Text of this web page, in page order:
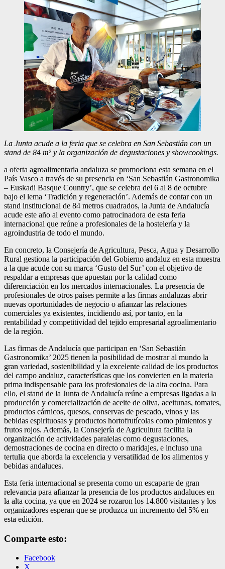
La Junta acude a la feria que se celebra en San Sebastián con un
stand de 84 m² y la organización de degustaciones y showcookings.
a oferta agroalimentaria andaluza se promociona esta semana en el
País Vasco a través de su presencia en ‘San Sebastián Gastronomika
– Euskadi Basque Country’, que se celebra del 6 al 8 de octubre
bajo el lema ‘Tradición y regeneración’. Además de contar con un
stand institucional de 84 metros cuadrados, la Junta de Andalucía
acude este año al evento como patrocinadora de esta feria
internacional que reúne a profesionales de la hostelería y la
agroindustria de todo el mundo.
En concreto, la Consejería de Agricultura, Pesca, Agua y Desarrollo
Rural gestiona la participación del Gobierno andaluz en esta muestra
a la que acude con su marca ‘Gusto del Sur’ con el objetivo de
respaldar a empresas que apuestan por la calidad como
diferenciación en los mercados internacionales. La presencia de
profesionales de otros países permite a las firmas andaluzas abrir
nuevas oportunidades de negocio o afianzar las relaciones
comerciales ya existentes, incidiendo así, por tanto, en la
rentabilidad y competitividad del tejido empresarial agroalimentario
de la región.
Las firmas de Andalucía que participan en ‘San Sebastián
Gastronomika’ 2025 tienen la posibilidad de mostrar al mundo la
gran variedad, sostenibilidad y la excelente calidad de los productos
del campo andaluz, características que los convierten en la materia
prima indispensable para los profesionales de la alta cocina. Para
ello, el stand de la Junta de Andalucía reúne a empresas ligadas a la
producción y comercialización de aceite de oliva, aceitunas, tomates,
productos cárnicos, quesos, conservas de pescado, vinos y las
bebidas espirituosas y productos hortofrutícolas como pimientos y
frutos rojos. Además, la Consejería de Agricultura facilita la
organización de actividades paralelas como degustaciones,
demostraciones de cocina en directo o maridajes, e incluso una
tertulia que aborda la excelencia y versatilidad de los alimentos y
bebidas andaluces.
Esta feria internacional se presenta como un escaparte de gran
relevancia para afianzar la presencia de los productos andaluces en
la alta cocina, ya que en 2024 se rozaron los 14.800 visitantes y los
organizadores esperan que se produzca un incremento del 5% en
esta edición.
Comparte esto:
Facebook
X